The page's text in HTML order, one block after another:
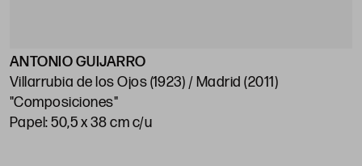
ANTONIO GUIJARRO
Villarrubia de los Ojos (1923) / Madrid (2011)
"Composiciones"
Papel: 50,5 x 38 cm c/u